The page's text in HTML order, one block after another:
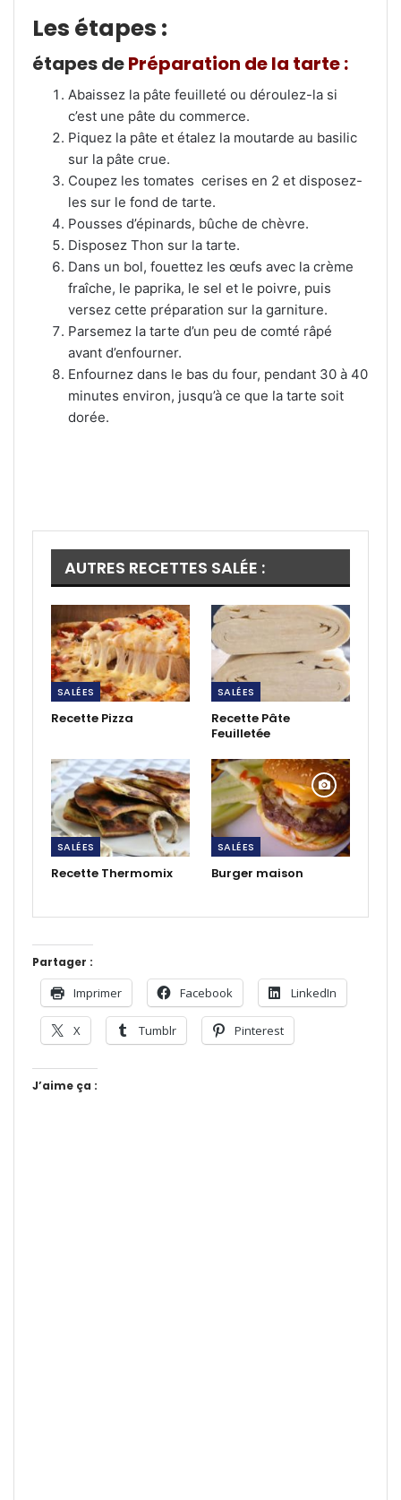
Les étapes :
étapes dePréparation de la tarte :
Abaissez la pâte feuilleté ou déroulez-la si
c’est une pâte du commerce.
Piquez la pâte et étalez la moutarde au basilic
sur la pâte crue.
Coupez les tomates cerises en 2 et disposez-
les sur le fond de tarte.
Pousses d’épinards, bûche de chèvre.
Disposez Thon sur la tarte.
Dans un bol, fouettez les œufs avec la crème
fraîche, le paprika, le sel et le poivre, puis
versez cette préparation sur la garniture.
Parsemez la tarte d’un peu de comté râpé
avant d’enfourner.
Enfournez dans le bas du four, pendant 30 à 40
minutes environ, jusqu’à ce que la tarte soit
dorée.
AUTRES RECETTES SALÉE :
SALÉES
Recette Pizza
SALÉES
Recette Pâte
Feuilletée
SALÉES
Recette Thermomix
SALÉES
Burger maison
Partager :
Imprimer Facebook LinkedIn
X Tumblr Pinterest
J’aime ça :